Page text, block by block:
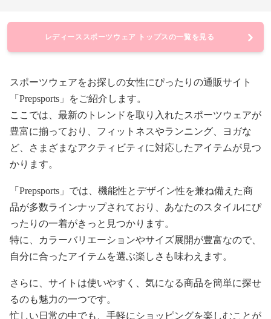
レディーススポーツウェア トップスの一覧を見る
スポーツウェアをお探しの女性にぴったりの通販サイト
「Prepsports」をご紹介します。
ここでは、最新のトレンドを取り入れたスポーツウェアが
豊富に揃っており、フィットネスやランニング、ヨガな
ど、さまざまなアクティビティに対応したアイテムが見つ
かります。
「Prepsports」では、機能性とデザイン性を兼ね備えた商
品が多数ラインナップされており、あなたのスタイルにぴ
ったりの一着がきっと見つかります。
特に、カラーバリエーションやサイズ展開が豊富なので、
自分に合ったアイテムを選ぶ楽しさも味わえます。
さらに、サイトは使いやすく、気になる商品を簡単に探せ
るのも魅力の一つです。
忙しい日常の中でも、手軽にショッピングを楽しむことが